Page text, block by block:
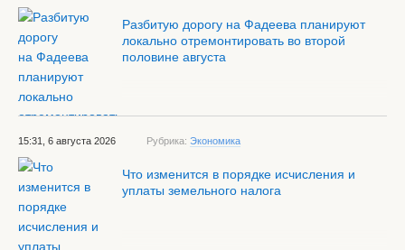
Разбитую дорогу на Фадеева планируют
локально отремонтировать во второй
половине августа
15:31, 6 августа 2026 Рубрика: Экономика
Что изменится в порядке исчисления и
уплаты земельного налога